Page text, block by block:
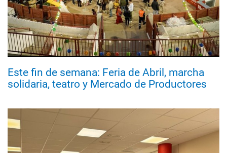
Este fin de semana: Feria de Abril, marcha
solidaria, teatro y Mercado de Productores